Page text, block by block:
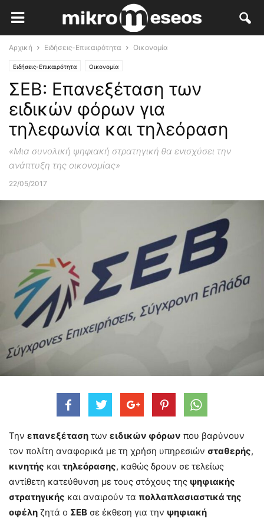
Αρχική Ειδήσεις-Επικαιρότητα Οικονομία
Ειδήσεις-Επικαιρότητα Οικονομία
ΣΕΒ: Επανεξέταση των
ειδικών φόρων για
τηλεφωνία και τηλεόραση
«Μια συνολική ψηφιακή στρατηγική θα ενισχύσει την
ανάπτυξη της οικονομίας»
22/05/2017
Την επανεξέταση των ειδικών φόρων που βαρύνουν
τον πολίτη αναφορικά με τη χρήση υπηρεσιών σταθερής,
κινητής και τηλεόρασης, καθώς δρουν σε τελείως
αντίθετη κατεύθυνση με τους στόχους της ψηφιακής
στρατηγικής και αναιρούν τα πολλαπλασιαστικά της
οφέλη ζητά ο ΣΕΒ σε έκθεση για την ψηφιακή